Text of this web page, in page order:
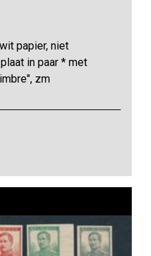
papier, niet
in paar * met
zm